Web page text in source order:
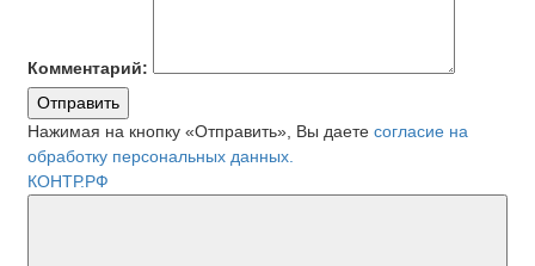
Комментарий:
Отправить
Нажимая на кнопку «Отправить», Вы даете согласие на
обработку персональных данных.
КОНТР.РФ